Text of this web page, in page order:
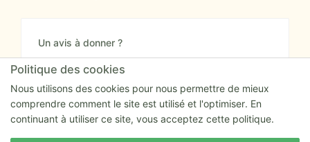
Un avis à donner ?
Donnez nous votre avis sur le site ou proposez
nous tout simplement vos nouvelles idées.
Nous écrire
Politique des cookies
Nous utilisons des cookies pour nous permettre de mieux
comprendre comment le site est utilisé et l'optimiser. En
continuant à utiliser ce site, vous acceptez cette politique.